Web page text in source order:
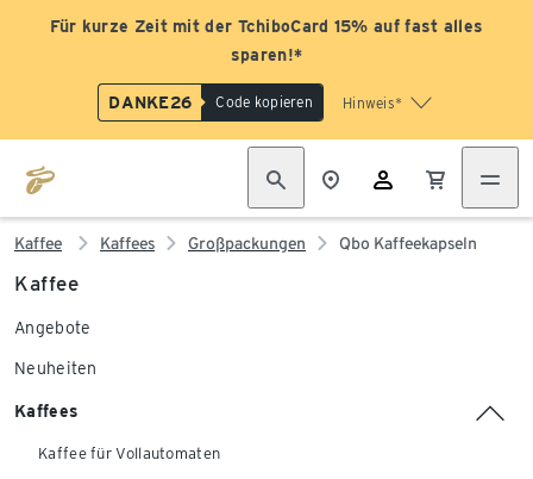
Für kurze Zeit mit der TchiboCard 15% auf fast alles
sparen!*
DANKE26 Code kopieren Hinweis*
Kaffee Kaffees Großpackungen Qbo Kaffeekapseln
Kaffee
Angebote
Neuheiten
Kaffees
Kaffee für Vollautomaten